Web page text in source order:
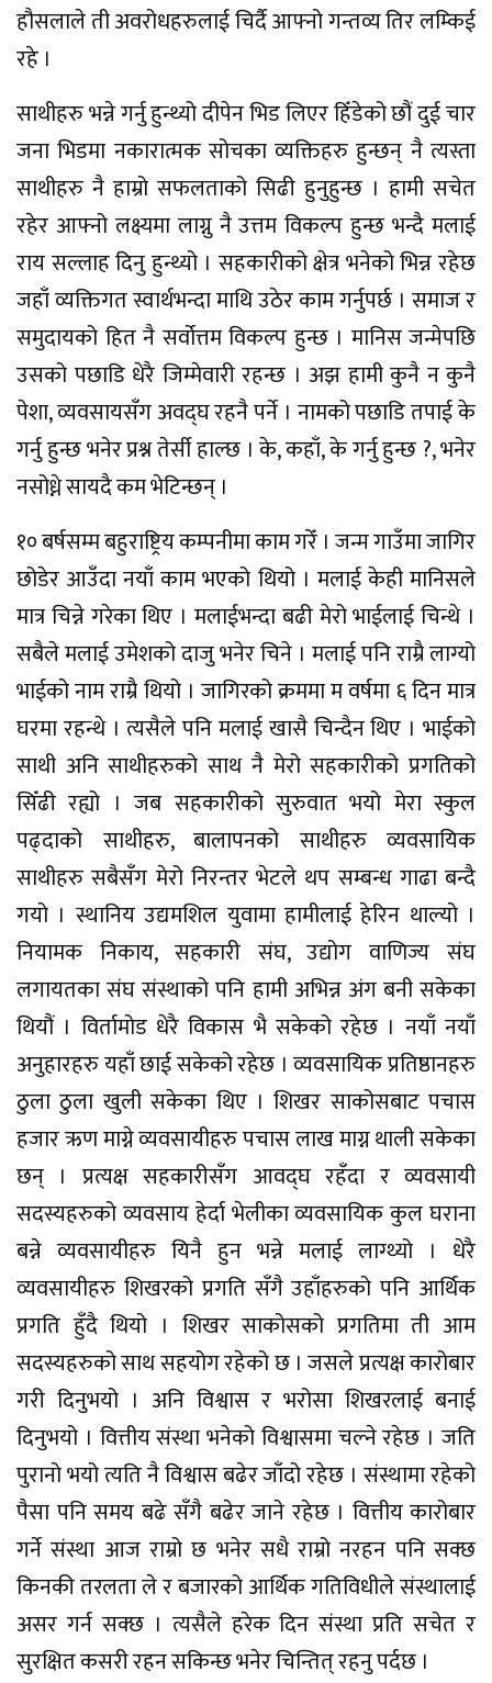
हौसलाले ती अवरोधहरुलाई चिर्दै आफ्नो गन्तव्य तिर लम्किई
रहे ।
साथीहरु भन्ने गर्नु हुन्थ्यो दीपेन भिड लिएर हिँडेको छौं दुई चार
जना भिडमा नकारात्मक सोचका व्यक्तिहरु हुन्छन् नै त्यस्ता
साथीहरु नै हाम्रो सफलताको सिढी हुनुहुन्छ । हामी सचेत
रहेर आफ्नो लक्ष्यमा लाग्नु नै उत्तम विकल्प हुन्छ भन्दै मलाई
राय सल्लाह दिनु हुन्थ्यो । सहकारीको क्षेत्र भनेको भिन्न रहेछ
जहाँ व्यक्तिगत स्वार्थभन्दा माथि उठेर काम गर्नुपर्छ । समाज र
समुदायको हित नै सर्वोत्तम विकल्प हुन्छ । मानिस जन्मेपछि
उसको पछाडि धेरै जिम्मेवारी रहन्छ । अझ हामी कुनै न कुनै
पेशा, व्यवसायसँग अवद्घ रहनै पर्ने । नामको पछाडि तपाई के
गर्नु हुन्छ भनेर प्रश्न तेर्सी हाल्छ । के, कहाँ, के गर्नु हुन्छ ?, भनेर
नसोध्ने सायदै कम भेटिन्छन् ।
१० बर्षसम्म बहुराष्ट्रिय कम्पनीमा काम गरेँ । जन्म गाउँमा जागिर
छोडेर आउँदा नयाँ काम भएको थियो । मलाई केही मानिसले
मात्र चिन्ने गरेका थिए । मलाईभन्दा बढी मेरो भाईलाई चिन्थे ।
सबैले मलाई उमेशको दाजु भनेर चिने । मलाई पनि राम्रै लाग्यो
भाईको नाम राम्रै थियो । जागिरको क्रममा म वर्षमा ६ दिन मात्र
घरमा रहन्थे । त्यसैले पनि मलाई खासै चिन्दैन थिए । भाईको
साथी अनि साथीहरुको साथ नै मेरो सहकारीको प्रगतिको
सिँढी रह्यो । जब सहकारीको सुरुवात भयो मेरा स्कुल
पढ्दाको साथीहरु, बालापनको साथीहरु व्यवसायिक
साथीहरु सबैसँग मेरो निरन्तर भेटले थप सम्बन्ध गाढा बन्दै
गयो । स्थानिय उद्यमशिल युवामा हामीलाई हेरिन थाल्यो ।
नियामक निकाय, सहकारी संघ, उद्योग वाणिज्य संघ
लगायतका संघ संस्थाको पनि हामी अभिन्न अंग बनी सकेका
थियौं । विर्तामोड धेरै विकास भै सकेको रहेछ । नयाँ नयाँ
अनुहारहरु यहाँ छाई सकेको रहेछ । व्यवसायिक प्रतिष्ठानहरु
ठुला ठुला खुली सकेका थिए । शिखर साकोसबाट पचास
हजार ऋण माग्ने व्यवसायीहरु पचास लाख माग्न थाली सकेका
छन् । प्रत्यक्ष सहकारीसँग आवद्घ रहँदा र व्यवसायी
सदस्यहरुको व्यवसाय हेर्दा भेलीका व्यवसायिक कुल घराना
बन्ने व्यवसायीहरु यिनै हुन भन्ने मलाई लाग्थ्यो । धेरै
व्यवसायीहरु शिखरको प्रगति सँगै उहाँहरुको पनि आर्थिक
प्रगति हुँदै थियो । शिखर साकोसको प्रगतिमा ती आम
सदस्यहरुको साथ सहयोग रहेको छ । जसले प्रत्यक्ष कारोबार
गरी दिनुभयो । अनि विश्वास र भरोसा शिखरलाई बनाई
दिनुभयो । वित्तीय संस्था भनेको विश्वासमा चल्ने रहेछ । जति
पुरानो भयो त्यति नै विश्वास बढेर जाँदो रहेछ । संस्थामा रहेको
पैसा पनि समय बढे सँगै बढेर जाने रहेछ । वित्तीय कारोबार
गर्ने संस्था आज राम्रो छ भनेर सधै राम्रो नरहन पनि सक्छ
किनकी तरलता ले र बजारको आर्थिक गतिविधीले संस्थालाई
असर गर्न सक्छ । त्यसैले हरेक दिन संस्था प्रति सचेत र
सुरक्षित कसरी रहन सकिन्छ भनेर चिन्तित् रहनु पर्दछ ।